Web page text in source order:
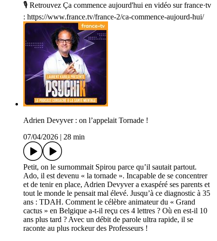
🎙️ Retrouvez Ça commence aujourd'hui en vidéo sur france·tv
: https://www.france.tv/france-2/ca-commence-aujourd-hui/
Adrien Devyver : on l’appelait Tornade !
07/04/2026
28 min
Petit, on le surnommait Spirou parce qu’il sautait partout.
Ado, il est devenu « la tornade ». Incapable de se concentrer
et de tenir en place, Adrien Devyver a exaspéré ses parents et
tout le monde le pensait mal élevé. Jusqu’à ce diagnostic à 35
ans : TDAH. Comment le célèbre animateur du « Grand
cactus » en Belgique a-t-il reçu ces 4 lettres ? Où en est-il 10
ans plus tard ? Avec un débit de parole ultra rapide, il se
raconte au plus rockeur des Professeurs !